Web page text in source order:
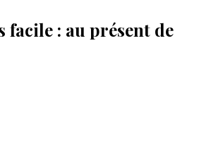
facile : au présent de